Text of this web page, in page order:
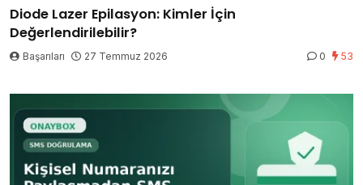
Diode Lazer Epilasyon: Kimler İçin
Değerlendirilebilir?
Başarıları 27 Temmuz 2026 0 53